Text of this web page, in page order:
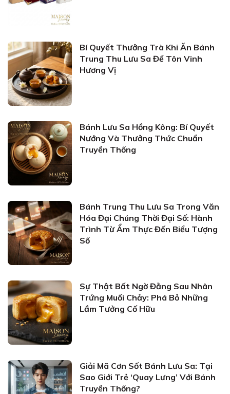
Bí Quyết Thưởng Trà Khi Ăn Bánh
Trung Thu Lưu Sa Để Tôn Vinh
Hương Vị
Bánh Lưu Sa Hồng Kông: Bí Quyết
Nướng Và Thưởng Thức Chuẩn
Truyền Thống
Bánh Trung Thu Lưu Sa Trong Văn
Hóa Đại Chúng Thời Đại Số: Hành
Trình Từ Ẩm Thực Đến Biểu Tượng
Số
Sự Thật Bất Ngờ Đằng Sau Nhân
Trứng Muối Chảy: Phá Bỏ Những
Lầm Tưởng Cố Hữu
Giải Mã Cơn Sốt Bánh Lưu Sa: Tại
Sao Giới Trẻ ‘Quay Lưng’ Với Bánh
Truyền Thống?